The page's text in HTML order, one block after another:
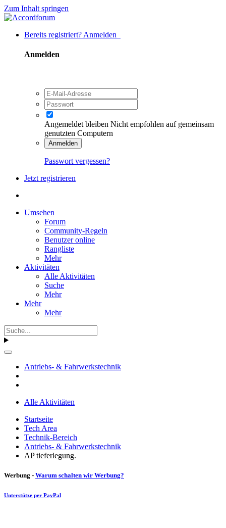
Zum Inhalt springen
Bereits registriert? Anmelden
Anmelden
Angemeldet bleiben Nicht empfohlen auf gemeinsam
genutzten Computern
Anmelden
Passwort vergessen?
Jetzt registrieren
Umsehen
Forum
Community-Regeln
Benutzer online
Rangliste
Mehr
Aktivitäten
Alle Aktivitäten
Suche
Mehr
Mehr
Mehr
Antriebs- & Fahrwerkstechnik
Alle Aktivitäten
Startseite
Tech Area
Technik-Bereich
Antriebs- & Fahrwerkstechnik
AP tieferlegung.
Werbung - Warum schalten wir Werbung?
Unterstütze per PayPal